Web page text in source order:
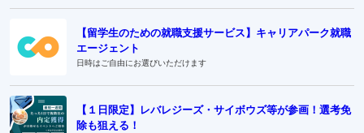
【留学生のための就職支援サービス】キャリアパーク就職
エージェント
日時はご自由にお選びいただけます
【１日限定】レバレジーズ・サイボウズ等が参画！選考免
除も狙える！